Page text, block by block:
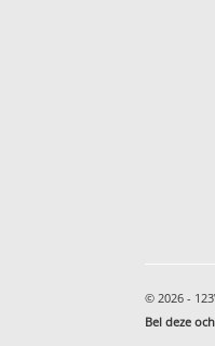
© 2026 -
Bel deze